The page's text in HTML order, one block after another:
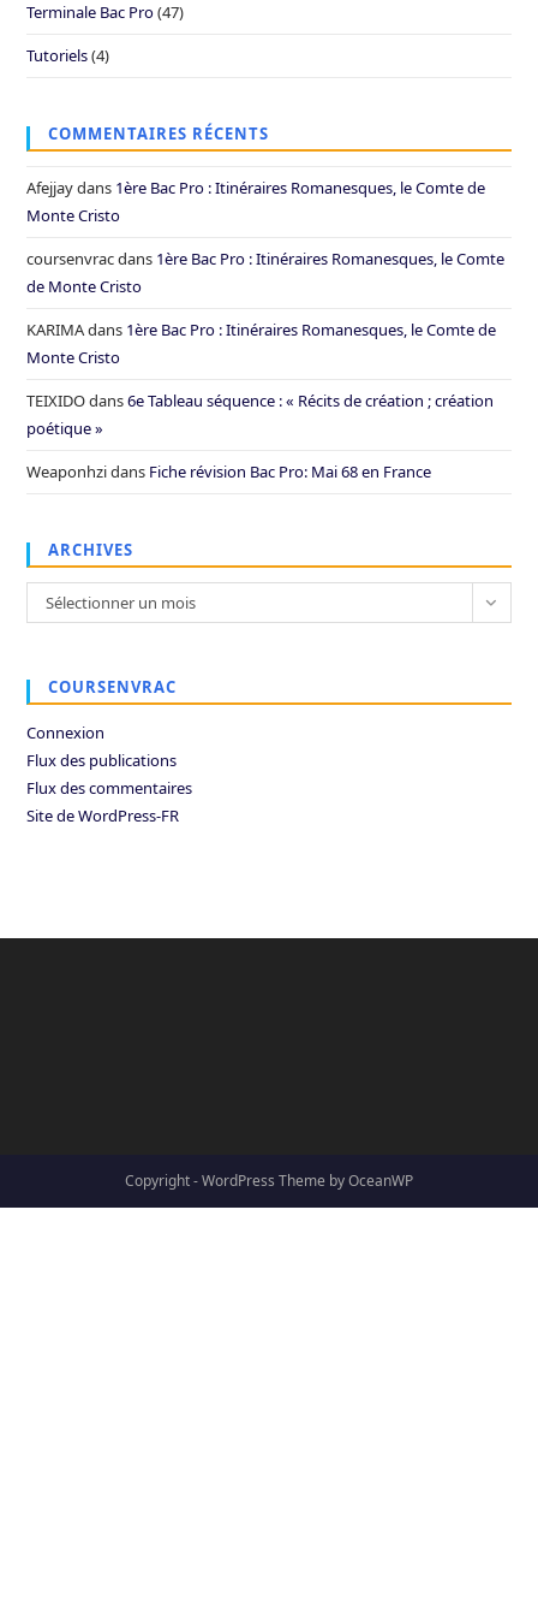
Terminale Bac Pro(47)
Tutoriels(4)
COMMENTAIRES RÉCENTS
Afejjaydans 1ère Bac Pro : Itinéraires Romanesques, le Comte de
Monte Cristo
coursenvracdans 1ère Bac Pro : Itinéraires Romanesques, le Comte
de Monte Cristo
KARIMAdans 1ère Bac Pro : Itinéraires Romanesques, le Comte de
Monte Cristo
TEIXIDOdans6e Tableau séquence : « Récits de création ; création
poétique »
Weaponhzidans Fiche révision Bac Pro: Mai 68 en France
ARCHIVES
Archives
Sélectionner un mois
COURSENVRAC
Connexion
Flux des publications
Flux des commentaires
Site de WordPress-FR
Copyright - WordPress Theme by OceanWP